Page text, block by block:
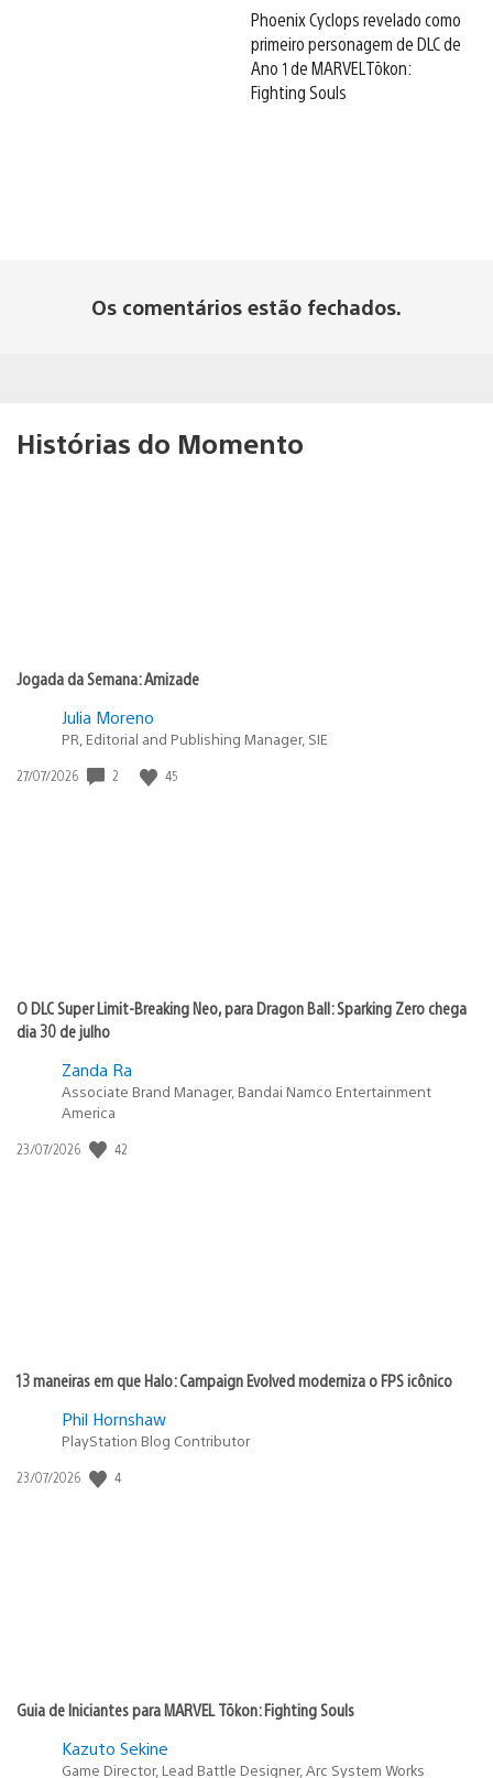
Phoenix Cyclops revelado como
primeiro personagem de DLC de
Ano 1 de MARVEL Tōkon:
Fighting Souls
Os comentários estão fechados.
Histórias do Momento
Jogada da Semana: Amizade
Julia Moreno
PR, Editorial and Publishing Manager, SIE
Data
27/07/2026 2 45
O DLC Super Limit-Breaking Neo, para Dragon Ball: Sparking Zero chega
dia 30 de julho
Zanda Ra
Associate Brand Manager, Bandai Namco Entertainment
America
Data
23/07/2026 42
13 maneiras em que Halo: Campaign Evolved moderniza o FPS icônico
Phil Hornshaw
PlayStation Blog Contributor
Data
23/07/2026 4
Guia de Iniciantes para MARVEL Tōkon: Fighting Souls
Kazuto Sekine
Game Director, Lead Battle Designer, Arc System Works